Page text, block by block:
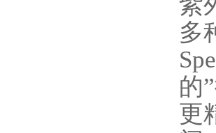
多
的”
更